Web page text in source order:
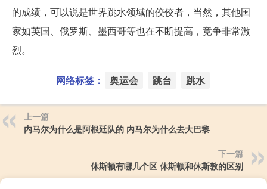
的成绩，可以说是世界跳水领域的佼佼者，当然，其他国
家如英国、俄罗斯、墨西哥等也在不断提高，竞争非常激
烈。
网络标签： 奥运会 跳台 跳水
上一篇
内马尔为什么是阿根廷队的 内马尔为什么去大巴黎
下一篇
休斯顿有哪几个区 休斯顿和休斯敦的区别